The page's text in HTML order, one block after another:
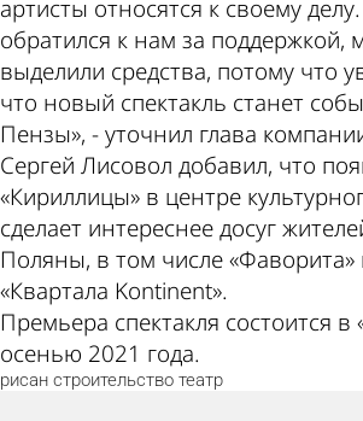
артисты относятся к своему
обратился к нам за поддержкой,
выделили средства, потому что
что новый спектакль станет
Пензы», - уточнил глава
Сергей Лисовол добавил, что
«Кириллицы» в центре
сделает интереснее досуг
Поляны, в том числе
«Квартала Kontinent».
Премьера спектакля состоится в
осенью 2021 года.
рисан строительство театр